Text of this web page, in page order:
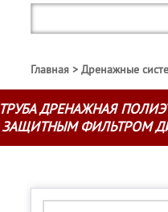
Главная Дренажные
ТРУБА ДРЕНАЖНАЯ
ЗАЩИТНЫМ ФИЛЬТРОМ